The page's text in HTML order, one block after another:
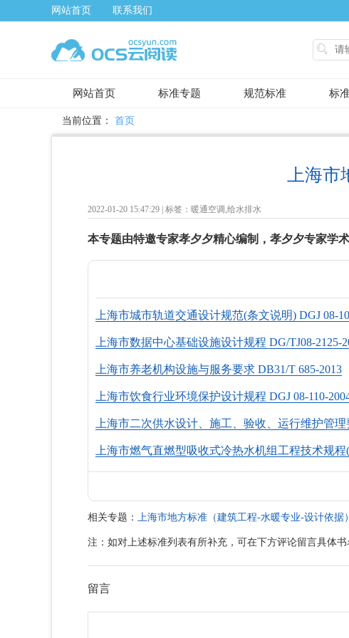
网站首页 联系我们

网站首页 标准专题 规范标准 标
当前位置： 首页
上海
2022-01-20 15:47:29 | 标签：暖通空调,给水排水
本专题由特邀专家孝夕夕精心编制，孝夕夕专家学
上海市城市轨道交通设计规范(条文说明) DGJ 08-
上海市数据中心基础设施设计规程 DG/TJ08-2125-
上海市养老机构设施与服务要求 DB31/T 685-2013
上海市饮食行业环境保护设计规程 DGJ 08-110-
上海市二次供水设计、施工、验收、运行维护管理
上海市燃气直燃型吸收式冷热水机组工程技术规程
相关专题： 上海市地方标准（建筑工程-水暖专业-设计依据）
注：如对上述标准列表有所补充，可在下方评论留言具体书
留言